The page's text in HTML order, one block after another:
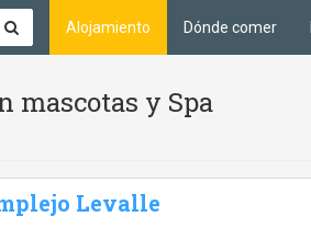
Alojamiento Dónde comer
mascotas y Spa
Levalle